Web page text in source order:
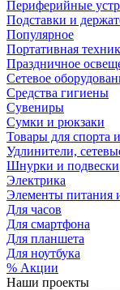
Периферийные
Подставки и
Популярное
Портативная
Праздничное
Сетевое
Средства гигиены
Сувениры
Сумки и рюкзаки
Товары для спорта
Удлинители,
Шнурки и подвески
Электрика
Элементы питания
Для часов
Для смартфона
Для планшета
Для ноутбука
% Акции
Наши проекты